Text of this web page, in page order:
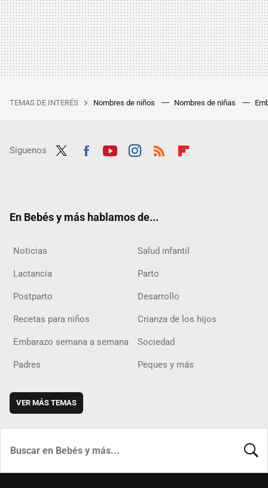
TEMAS DE INTERÉS Nombres de niños Nombres de niñas
Síguenos
En Bebés y más hablamos de...
Noticias Salud infantil
Lactancia Parto
Postparto Desarrollo
Recetas para niños Crianza de los hijos
Embarazo semana a semana Sociedad
Padres Peques y más
VER MÁS TEMAS